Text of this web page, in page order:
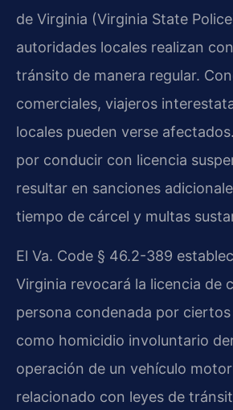
de Virginia (Virginia State
autoridades locales realizan
tránsito de manera regular.
comerciales, viajeros
locales pueden verse
por conducir con licencia
resultar en sanciones
tiempo de cárcel y multas
El Va. Code § 46.2-389
Virginia revocará la licencia de
persona condenada por
como homicidio involuntario
operación de un vehículo
relacionado con leyes de